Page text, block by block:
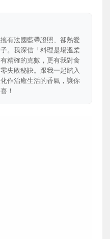
有法國藍帶證照、卻熱愛
。我深信「料理是場溫柔
精確的克數，更有我對食
失敗秘訣。跟我一起踏入
作治癒生活的香氣，讓你
！